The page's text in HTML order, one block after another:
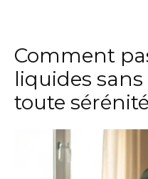
Comment
liquides
toute